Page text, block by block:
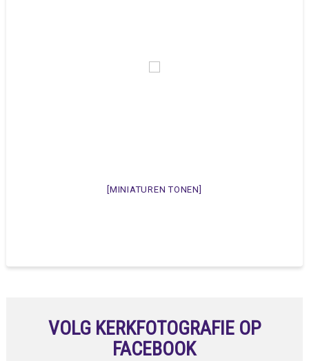
[MINIATUREN TONEN]
VOLG KERKFOTOGRAFIE OP
FACEBOOK